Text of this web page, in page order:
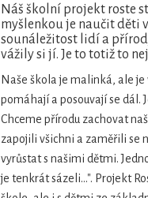
Náš školní projekt roste
myšlenkou je naučit děti
sounáležitost lidí a
vážily si jí. Je to totiž to
Naše škola je malinká, ale
pomáhají a posouvají se dál.
Chceme přírodu zachovat
zapojili všichni a zaměřili se
vyrůstat s našimi dětmi.
je tenkrát sázeli...". Projekt